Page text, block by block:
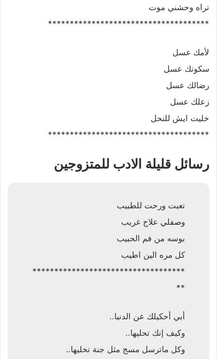
تراه وحشني موت
*************************************
لأمك عسل
سكوتك عسل
رضالك عسل
زعلك عسل
خليت ايش للنحل
*************************************
رسائل قليلة الادب للمتزوجين
تعبت ورحت للطبيب
وصفلي علاج غريب
بوسه من فم الحبيب
كل مره الين اطيب
***********************************
**
أبي أحكيلك عن الدنيا..
وكيف إنك تحليها..
وكل ماترسل مسج مثل جنة تخليها..